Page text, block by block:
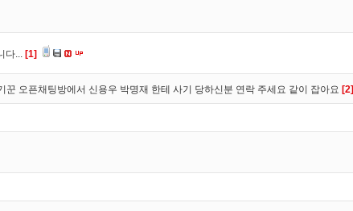
다... [1]
꾼 오픈채팅방에서 신용우 박명재 한테 사기 당하신분 연락 주세요 같이 잡아요 [2]